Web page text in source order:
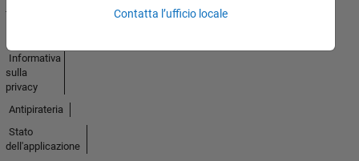
Contatta l’ufficio locale
fiducia
Informativa
sulla
privacy
Antipirateria
Stato
dell'applicazione